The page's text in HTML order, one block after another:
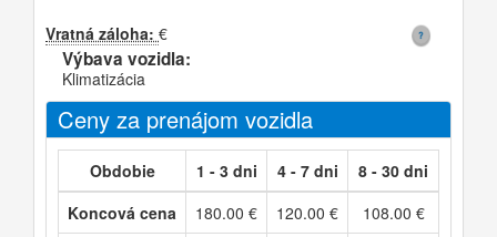
Vratná záloha: €
Výbava vozidla:
Klimatizácia
Ceny za prenájom vozidla
Obdobie 1 - 3 dni 4 - 7 dni
8 - 30 dni
Koncová cena
180.00 € 120.00 €
108.00 €